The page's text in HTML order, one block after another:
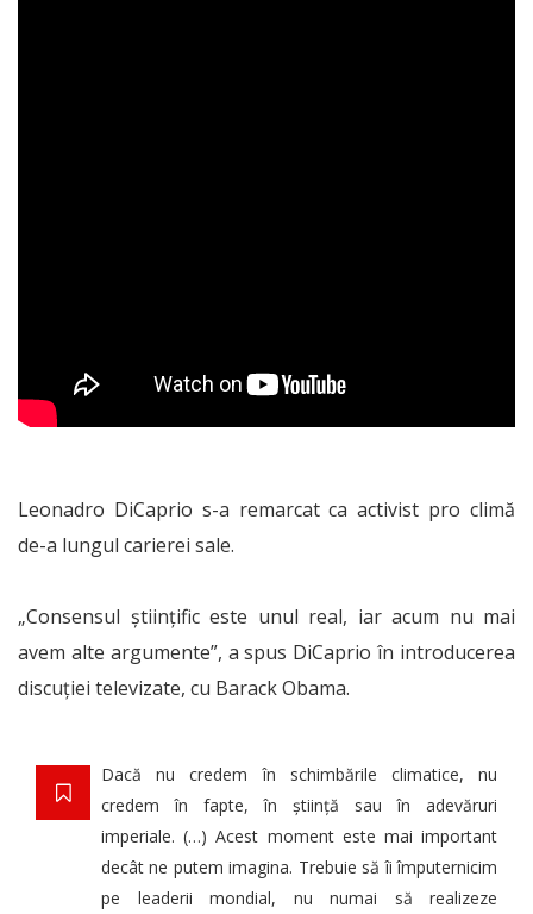
Leonadro DiCaprio s-a remarcat ca activist pro climă
de-a lungul carierei sale.
„Consensul științific este unul real, iar acum nu mai
avem alte argumente”, a spus DiCaprio în introducerea
discuției televizate, cu Barack Obama.
Dacă nu credem în schimbările climatice, nu
credem în fapte, în știință sau în adevăruri
imperiale. (…) Acest moment este mai important
decât ne putem imagina. Trebuie să îi împuternicim
pe leaderii mondial, nu numai să realizeze